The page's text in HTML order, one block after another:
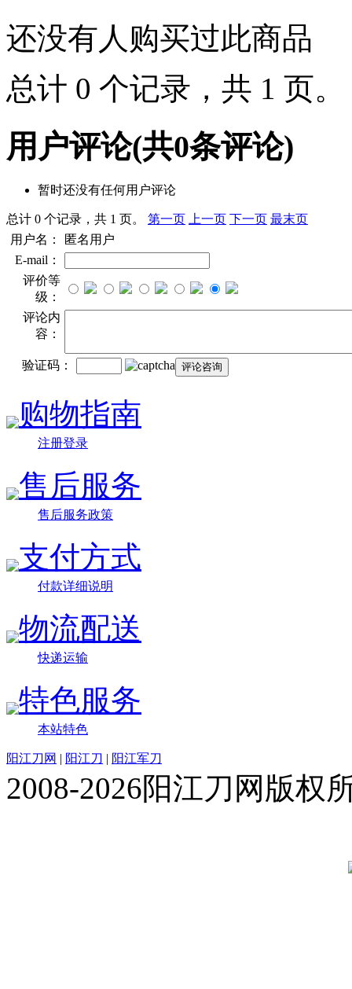
还没有人购买过此商品
总计 0 个记录，共 1 页。
用户评论(共0条评论)
暂时还没有任何用户评论
总计 0 个记录，共 1 页。 第一页 上一页 下一页 最末页
用户名：
匿名用户
E-mail：
评价等
级：
评论内
容：
验证码：
购物指南
注册登录
售后服务
售后服务政策
支付方式
付款详细说明
物流配送
快递运输
特色服务
本站特色
阳江刀网 | 阳江刀 | 阳江军刀
2008-2026阳江刀网版权